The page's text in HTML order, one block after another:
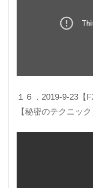
１６．2019-9-23【
【秘密のテクニック